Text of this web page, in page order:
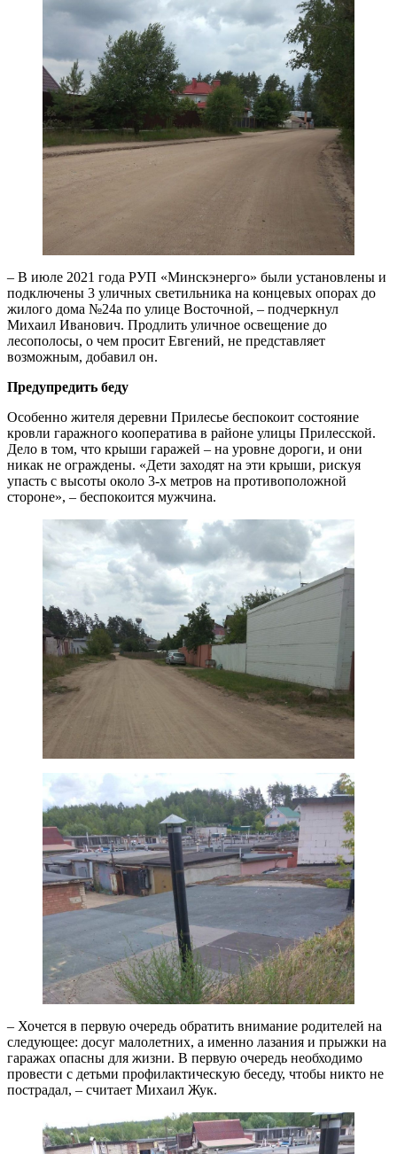
– В июле 2021 года РУП «Минскэнерго» были установлены и
подключены 3 уличных светильника на концевых опорах до
жилого дома №24а по улице Восточной, – подчеркнул
Михаил Иванович. Продлить уличное освещение до
лесополосы, о чем просит Евгений, не представляет
возможным, добавил он.
Предупредить беду
Особенно жителя деревни Прилесье беспокоит состояние
кровли гаражного кооператива в районе улицы Прилесской.
Дело в том, что крыши гаражей – на уровне дороги, и они
никак не ограждены. «Дети заходят на эти крыши, рискуя
упасть с высоты около 3-х метров на противоположной
стороне», – беспокоится мужчина.
– Хочется в первую очередь обратить внимание родителей на
следующее: досуг малолетних, а именно лазания и прыжки на
гаражах опасны для жизни. В первую очередь необходимо
провести с детьми профилактическую беседу, чтобы никто не
пострадал, – считает Михаил Жук.